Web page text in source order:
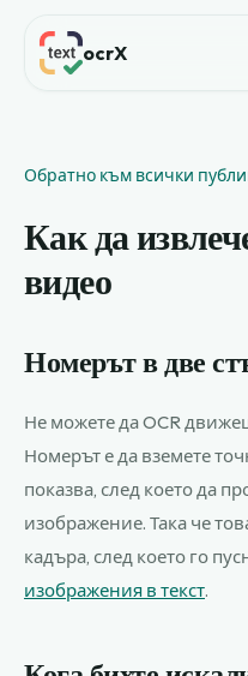
ocrX
Обратно към всички
Как да
видео
Номерът в две
Не можете да OCR
Номерът е да вземете
показва, след което да
изображение. Така че
кадъра, след което го
изображения в текст.